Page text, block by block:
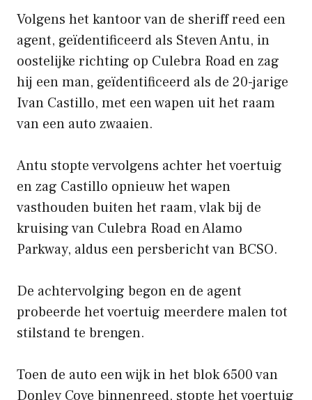
Volgens het kantoor van de sheriff reed een
agent, geïdentificeerd als Steven Antu, in
oostelijke richting op Culebra Road en zag
hij een man, geïdentificeerd als de 20-jarige
Ivan Castillo, met een wapen uit het raam
van een auto zwaaien.
Antu stopte vervolgens achter het voertuig
en zag Castillo opnieuw het wapen
vasthouden buiten het raam, vlak bij de
kruising van Culebra Road en Alamo
Parkway, aldus een persbericht van BCSO.
De achtervolging begon en de agent
probeerde het voertuig meerdere malen tot
stilstand te brengen.
Toen de auto een wijk in het blok 6500 van
Donley Cove binnenreed, stopte het voertuig